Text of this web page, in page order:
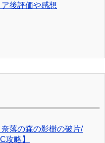
後評価や感想
落の森の影樹の破片/
攻略】